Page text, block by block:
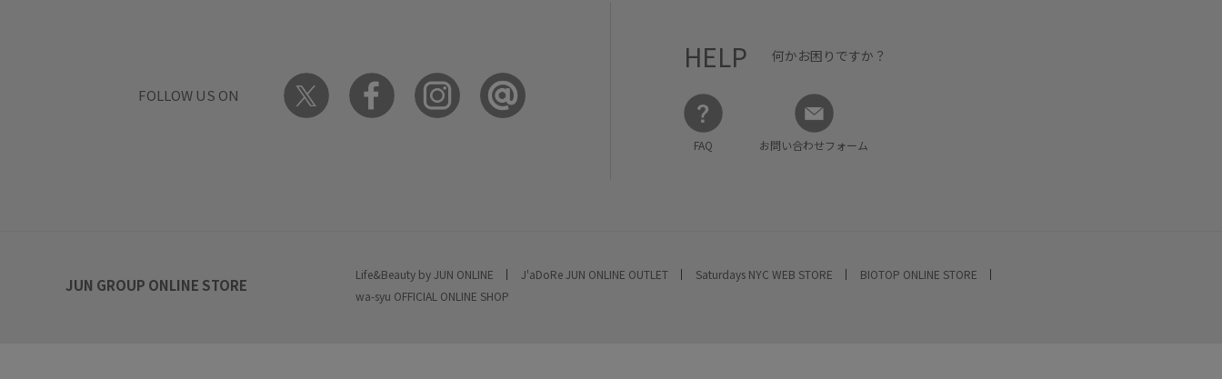
FOLLOW US ON
HELP 何かお困りですか？
FAQ お問い合わせフォーム
JUN GROUP ONLINE STORE
Life&Beauty by JUN ONLINE J'aDoRe JUN ONLINE OUTLET Saturdays NYC WEB STORE
BIOTOP ONLINE STORE
wa-syu OFFICIAL ONLINE SHOP